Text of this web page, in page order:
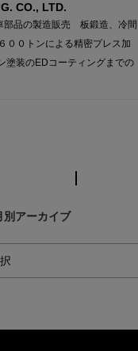
CO., LTD.
部品の製造販売 板鍛造、冷間
００トンによる精密プレス加
装のEDコーティングまでの
別アーカイブ